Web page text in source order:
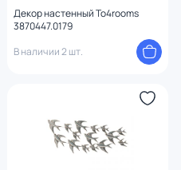
Декор настенный To4rooms
3870447.0179
В наличии 2 шт.